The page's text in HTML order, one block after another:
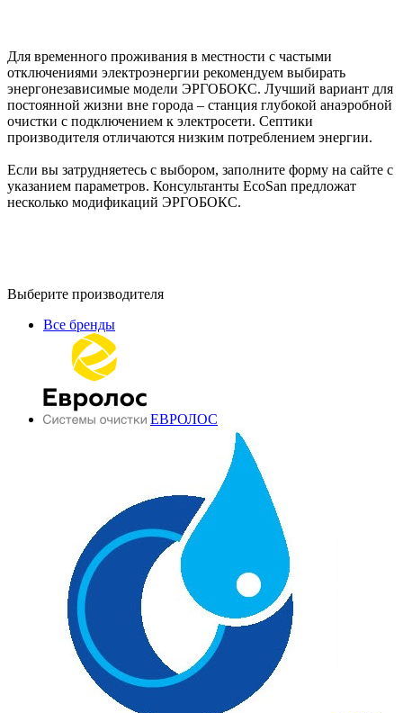
Для временного проживания в местности с частыми
отключениями электроэнергии рекомендуем выбирать
энергонезависимые модели ЭРГОБОКС. Лучший вариант для
постоянной жизни вне города – станция глубокой анаэробной
очистки с подключением к электросети. Септики
производителя отличаются низким потреблением энергии.
Если вы затрудняетесь с выбором, заполните форму на сайте с
указанием параметров. Консультанты EcoSan предложат
несколько модификаций ЭРГОБОКС.
Выберите производителя
Все бренды
ЕВРОЛОС